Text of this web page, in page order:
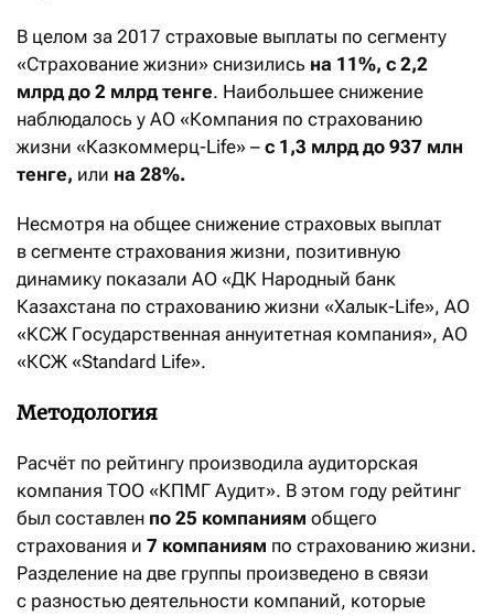
В целом за 2017 страховые выплаты по сегменту
«Страхование жизни» снизились на 11%, с 2,2
млрд до 2 млрд тенге. Наибольшее снижение
наблюдалось у АО «Компания по страхованию
жизни «Казкоммерц-Life» – с 1,3 млрд до 937 млн
тенге, или на 28%.
Несмотря на общее снижение страховых выплат
в сегменте страхования жизни, позитивную
динамику показали АО «ДК Народный банк
Казахстана по страхованию жизни «Халык-Life», АО
«КСЖ Государственная аннуитетная компания», АО
«КСЖ «Standard Life».
Методология
Расчёт по рейтингу производила аудиторская
компания ТОО «КПМГ Аудит». В этом году рейтинг
был составлен по 25 компаниям общего
страхования и 7 компаниям по страхованию жизни.
Разделение на две группы произведено в связи
с разностью деятельности компаний, которые